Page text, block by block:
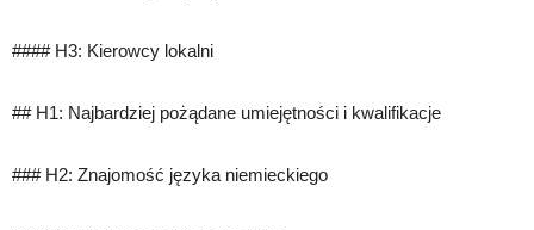
#### H3: Kierowcy lokalni
## H1: Najbardziej pożądane umiejętności i kwalifikacje
### H2: Znajomość języka niemieckiego